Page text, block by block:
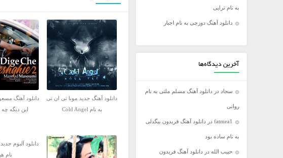
مجید اخشابی
مجید خراطها
محسن چاووشی
محسن یگانه
محمد رضا گلزار
محمد علیزاده
مرتضی اشرفی
به نام تراپی
دانلود آهنگ دورچی به نام اجبار
آخرین دیدگاه‌ها
سجاد در دانلود آهنگ مسلم ملتی به نام
روانی
fatmea1 در دانلود آهنگ فریدون بیگدلی
به نام ساده بود
حبیب الله در دانلود آهنگ فریدون
دانلود آهنگ جدید مونا تی ان تی
به نام Cold Angel
دانلود آهنگ
این دیگه چه
دانلود آلبوم
نام